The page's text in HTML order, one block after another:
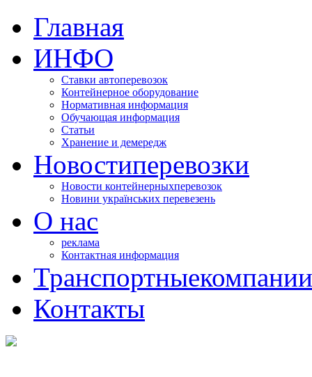
Главная
ИНФО
Ставки автоперевозок
Контейнерное оборудование
Нормативная информация
Обучающая информация
Статьи
Хранение и демередж
Новостиперевозки
Новости контейнерныхперевозок
Новини українських перевезень
О нас
реклама
Контактная информация
Транспортныекомпании
Контакты